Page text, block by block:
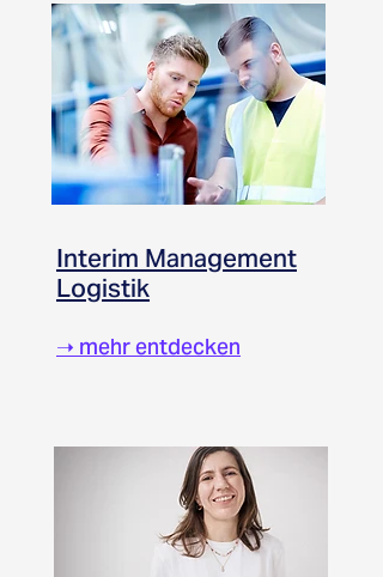
Interim Management
Logistik
➝ mehr entdecken